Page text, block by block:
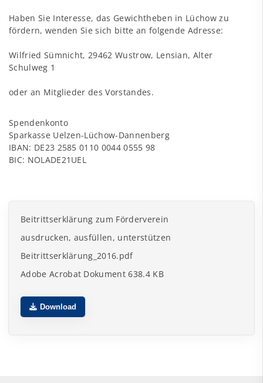
Haben Sie Interesse, das Gewichtheben in Lüchow zu
fördern, wenden Sie sich bitte an folgende Adresse:
Wilfried Sümnicht, 29462 Wustrow, Lensian, Alter
Schulweg 1
oder an Mitglieder des Vorstandes.
Spendenkonto
Sparkasse Uelzen-Lüchow-Dannenberg
IBAN: DE23 2585 0110 0044 0555 98
BIC: NOLADE21UEL
Beitrittserklärung zum Förderverein
ausdrucken, ausfüllen, unterstützen
Beitrittserklärung_2016.pdf
Adobe Acrobat Dokument 638.4 KB
Download